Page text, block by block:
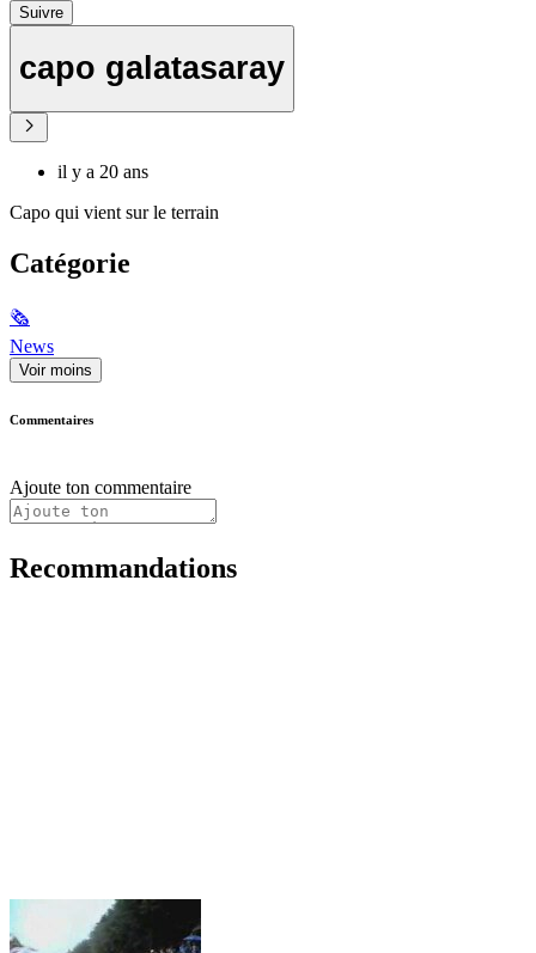
Suivre
capo galatasaray
il y a 20 ans
Capo qui vient sur le terrain
Catégorie
🗞
News
Voir moins
Commentaires
Ajoute ton commentaire
Recommandations